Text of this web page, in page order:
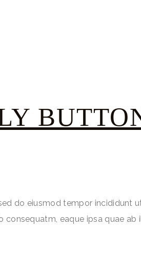
do eiusmod tempor incididunt
eaque ipsa quae